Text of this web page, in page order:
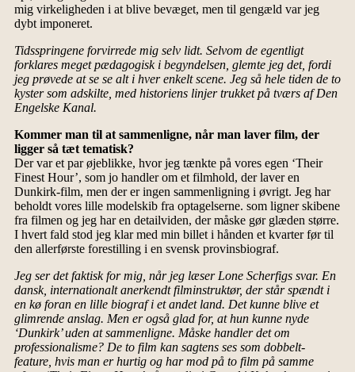
mig virkeligheden i at blive bevæget, men til gengæld var jeg
dybt imponeret.
Tidsspringene forvirrede mig selv lidt. Selvom de egentligt
forklares meget pædagogisk i begyndelsen, glemte jeg det, fordi
jeg prøvede at se se alt i hver enkelt scene. Jeg så hele tiden de to
kyster som adskilte, med historiens linjer trukket på tværs af Den
Engelske Kanal.
Kommer man til at sammenligne, når man laver film, der
ligger så tæt tematisk?
Der var et par øjeblikke, hvor jeg tænkte på vores egen ‘Their
Finest Hour’, som jo handler om et filmhold, der laver en
Dunkirk-film, men der er ingen sammenligning i øvrigt. Jeg har
beholdt vores lille modelskib fra optagelserne. som ligner skibene
fra filmen og jeg har en detailviden, der måske gør glæden større.
I hvert fald stod jeg klar med min billet i hånden et kvarter før til
den allerførste forestilling i en svensk provinsbiograf.
Jeg ser det faktisk for mig, når jeg læser Lone Scherfigs svar. En
dansk, internationalt anerkendt filminstruktør, der står spændt i
en kø foran en lille biograf i et andet land. Det kunne blive et
glimrende anslag. Men er også glad for, at hun kunne nyde
‘Dunkirk’ uden at sammenligne. Måske handler det om
professionalisme? De to film kan sagtens ses som dobbelt-
feature, hvis man er hurtig og har mod på to film på samme